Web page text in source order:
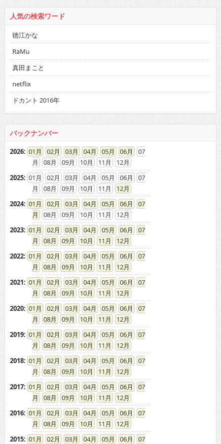
人気の検索ワード
徳江かな
RaMu
真田まこと
netflix
ドカント 2016年
バックナンバー
2026: 01 02 03 04 05 06
07
08
09 10 11
12
2025: 01 02 03 04 05 06
07
08
09 10 11
12
2024: 01 02 03 04 05 06
07
08
09 10 11
12
2023: 01 02 03 04 05 06
07
08
09 10 11
12
2022: 01 02 03 04 05 06
07
08
09 10 11
12
2021: 01 02 03 04 05 06
07
08
09 10 11
12
2020: 01 02 03 04 05 06
07
08
09 10 11
12
2019: 01 02 03 04 05 06
07
08
09 10 11
12
2018: 01 02 03 04 05 06
07
08
09 10 11
12
2017: 01 02 03 04 05 06
07
08
09 10 11
12
2016: 01 02 03 04 05 06
07
08
09 10 11
12
2015: 01 02 03 04 05 06
07